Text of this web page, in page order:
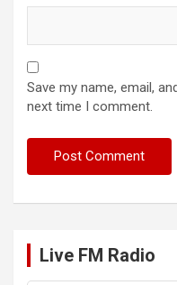
Save my name, email,
next time I comment.
Live FM Radio